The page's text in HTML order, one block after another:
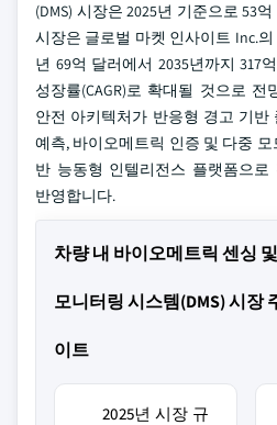
(DMS) 시장은 2025년 기준으로 53
시장은 글로벌 마켓 인사이트 Inc.
년 69억 달러에서 2035년까지 317
성장률(CAGR)로 확대될 것으로
안전 아키텍처가 반응형 경고 기반
예측, 바이오메트릭 인증 및 다중
반 능동형 인텔리전스 플랫폼으
반영합니다.
차량 내 바이오메트릭 센싱
모니터링 시스템(DMS) 시장
이트
2025년 시장 규